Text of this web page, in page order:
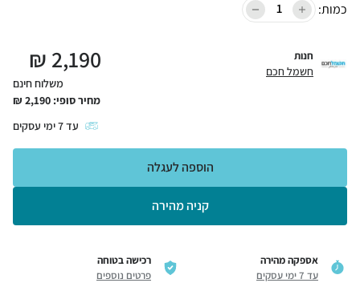
כמות:
חנות
חשמל חכם 2,190
₪
משלוח חינם
מחיר סופי: 2,190
₪
עד7ימי עסקים
קניה מהירה
הוספה לעגלה
אספקה מהירה
עד 7 ימי עסקים
רכישה בטוחה
פרטים נוספים